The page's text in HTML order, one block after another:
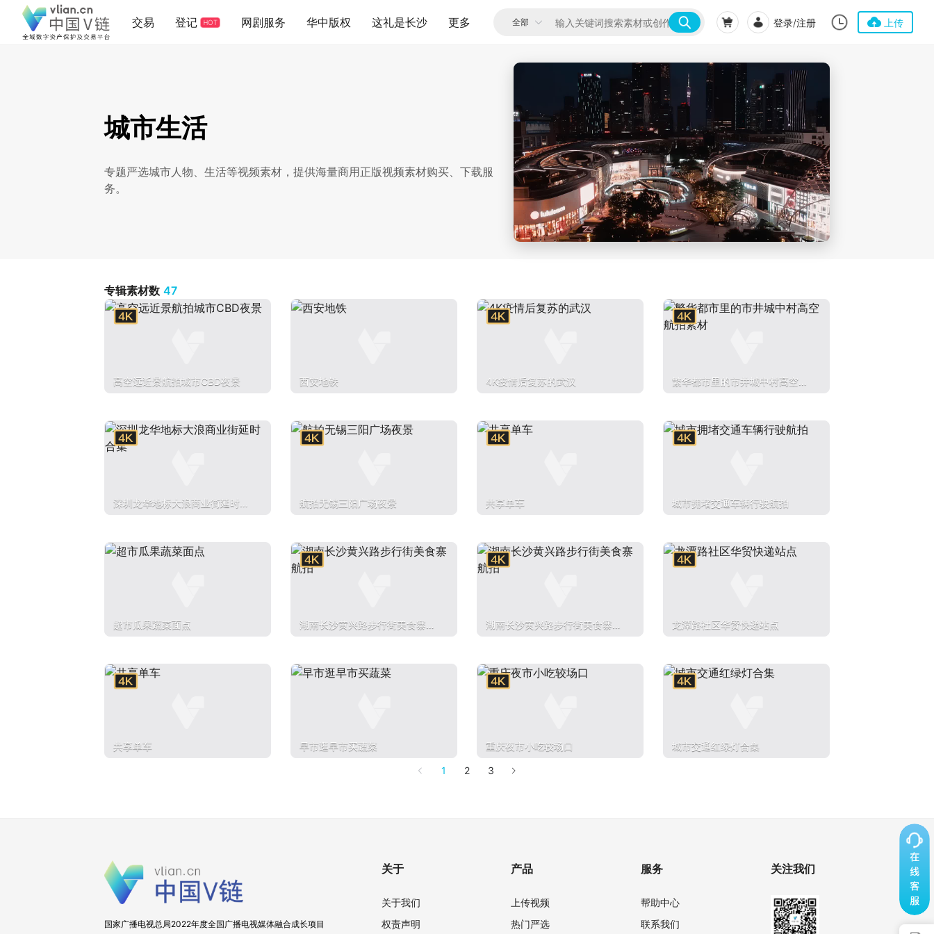
交易 登记 HOT 网剧服务 华中版权 这礼是长沙 更多 登录/注册 上传
城市生活
专题严选城市人物、生活等视频素材，提供海量商用正版视频素材购买、下载服
务。
专辑素材数 47
高空远近景航拍城市CBD夜景 西安地铁 4K疫情后复苏的武汉
繁华都市里的市井城中村高空航
深圳龙华地标大浪商业街延时合
航拍无锡三阳广场夜景 共享单车 城市拥堵交通车辆行驶航拍
超市瓜果蔬菜面点
湖南长沙黄兴路步行街美食寨航
湖南长沙黄兴路步行街美食寨航
龙潭路社区华贸快递站点
共享单车 早市逛早市买蔬菜 重庆夜市小吃较场口 城市交通红绿灯合集
1 2 3
国家广播电视总局2022年度全国广播电视媒体融合成长项目
关于
关于我们
权责声明
产品
上传视频
热门严选
服务
帮助中心
联系我们
关注我们